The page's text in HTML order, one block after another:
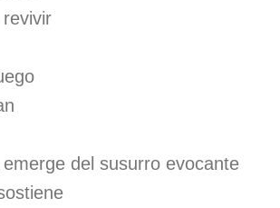
del susurro evocante